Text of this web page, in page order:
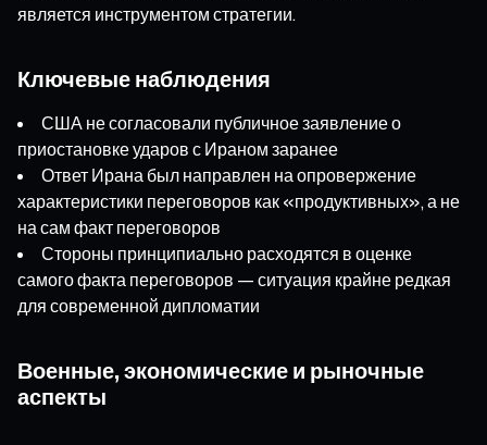
является инструментом стратегии.
Ключевые наблюдения
США не согласовали публичное заявление о
приостановке ударов с Ираном заранее
Ответ Ирана был направлен на опровержение
характеристики переговоров как «продуктивных», а не
на сам факт переговоров
Стороны принципиально расходятся в оценке
самого факта переговоров — ситуация крайне редкая
для современной дипломатии
Военные, экономические и рыночные
аспекты